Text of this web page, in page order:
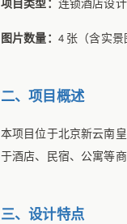
项目类型： 连锁酒店设计
图片数量： 4 张（含实
二、项目概述
本项目位于北京新云南
于酒店、民宿、公寓等
三、设计特点